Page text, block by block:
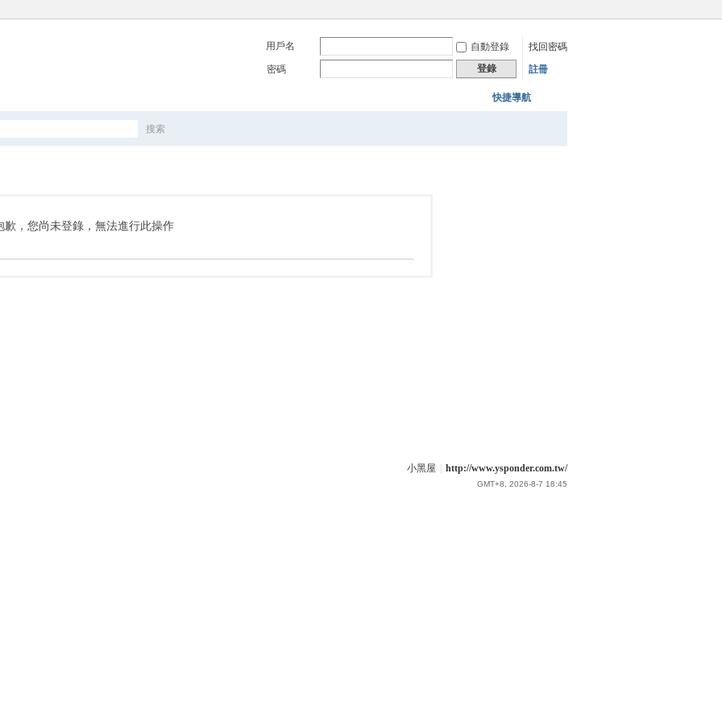
用戶名 自動登錄
找回密碼
密碼
登錄 註冊
快捷導航
搜索
歉，您尚未登錄，無法進行此操作
小黑屋 http://www.ysponder.com.tw/
GMT+8, 2026-8-7 18:45